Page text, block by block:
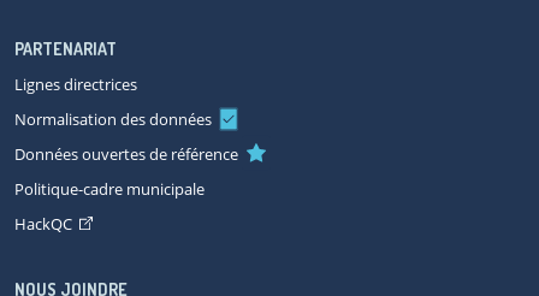
PARTENARIAT
Lignes directrices
Normalisation des données
Données ouvertes de référence
Politique-cadre municipale
HackQC
NOUS JOINDRE